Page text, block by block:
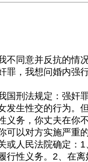
不同意并反抗的情
罪，我想问婚内强
国刑法规定： 强奸
发生性交的行为。
义务，你丈夫在你
可以对方实施严重
或人民法院确定： 1
性义务。 2、在